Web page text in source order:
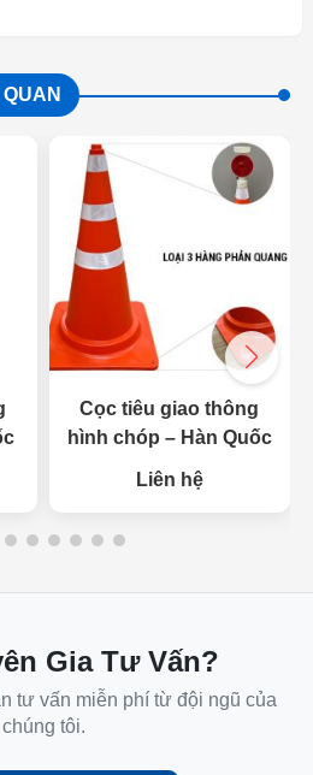
Cọc tiêu giao thông
hình chóp – Hàn Quốc
Liên hệ
Gia Tư Vấn?
tư vấn miễn phí từ đội ngũ của
chúng tôi.